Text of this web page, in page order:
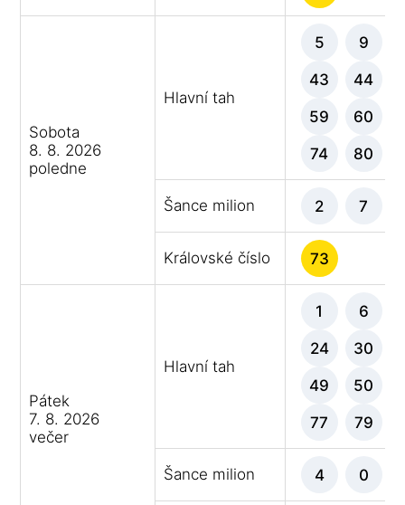
Sobota
8. 8. 2026
poledne
Hlavní tah
5 9
43 44
59 60
74 80
Šance milion 2 7
Královské číslo 73
Pátek
7. 8. 2026
večer
Hlavní tah
1 6
24 30
49 50
77 79
Šance milion 4 0